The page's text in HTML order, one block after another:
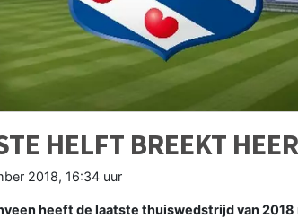
HELFT BREEKT
2018, 16:34 uur
heeft de laatste thuiswedstrijd van